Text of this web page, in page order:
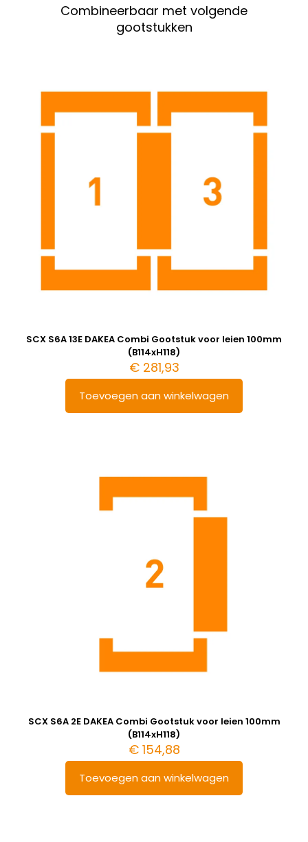
Combineerbaar met volgende
gootstukken
SCX S6A 13E DAKEA Combi Gootstuk voor leien 100mm
(B114xH118)
€281,93
Toevoegen aan winkelwagen
SCX S6A 2E DAKEA Combi Gootstuk voor leien 100mm
(B114xH118)
€154,88
Toevoegen aan winkelwagen